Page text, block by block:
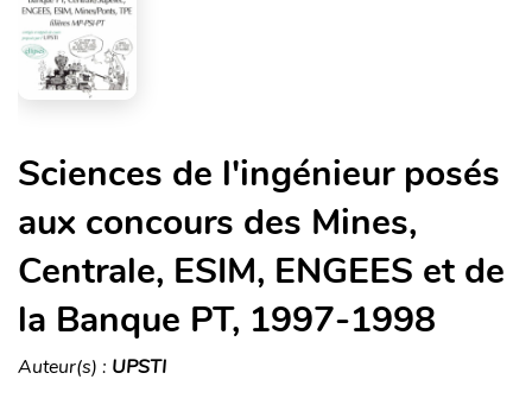
Sciences de l'ingénieur posés
aux concours des Mines,
Centrale, ESIM, ENGEES et de
la Banque PT, 1997-1998
Auteur(s) : UPSTI